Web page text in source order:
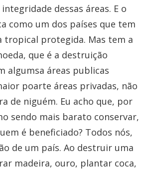
dessas áreas. E o
como um dos países que tem
tropical protegida. Mas tem a
que é a destruição
algumsa áreas publicas
poarte áreas privadas, não
de niguém. Eu acho que, por
sendo mais barato conservar,
é beneficiado? Todos nós,
de um país. Ao destruir uma
madeira, ouro, plantar coca,